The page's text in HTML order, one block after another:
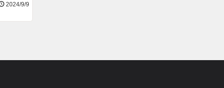
2024/9/9